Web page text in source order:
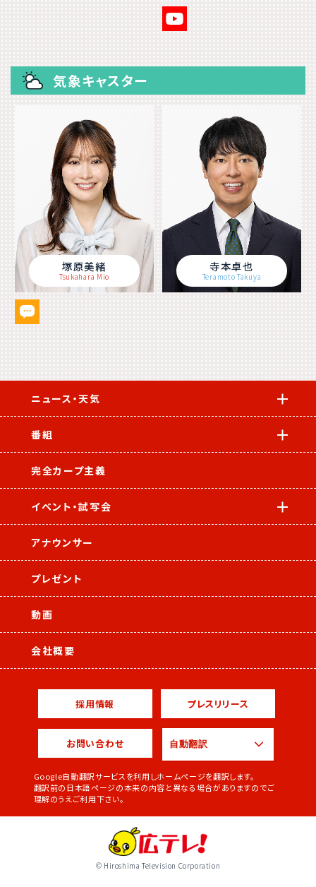
気象キャスター
塚原美緒
Tsukahara Mio
寺本卓也
Teramoto Takuya
ニュース・天気
番組
完全カープ主義
イベント・試写会
アナウンサー
プレゼント
動画
会社概要
採用情報 プレスリリース
お問い合わせ
Google自動翻訳サービスを利用しホームページを翻訳します。
翻訳前の日本語ページの本来の内容と異なる場合がありますのでご
理解のうえご利用下さい。
© Hiroshima Television Corporation